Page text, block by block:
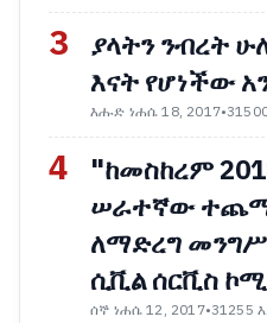
3
ያላትን ንብረት
እናት የሆነችው
እሑድ ነሐሴ 18, 2017•
4
"ከመስከረም
ሠራተኛው
ለማድረግ
ሲቪል ሰርቪስ
ሰኞ ነሐሴ 12, 2017•31255